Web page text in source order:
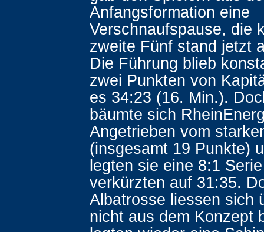
Anfangsformation eine
Verschnaufspause, die
zweite Fünf stand jetzt
Die Führung blieb
zwei Punkten von
es 34:23 (16. Min.).
bäumte sich
Angetrieben vom
(insgesamt 19 Punkte)
legten sie eine 8:1
verkürzten auf 31:35.
Albatrosse liessen sich
nicht aus dem Konzept